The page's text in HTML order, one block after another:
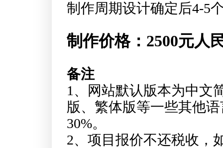
制作周期设计确定后4-5
制作价格： 2500元人
备注
1、网站默认版本为中文
版、繁体版等一些其他
30%。
2、项目报价不还税收，